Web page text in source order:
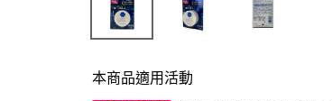
本商品適用活動